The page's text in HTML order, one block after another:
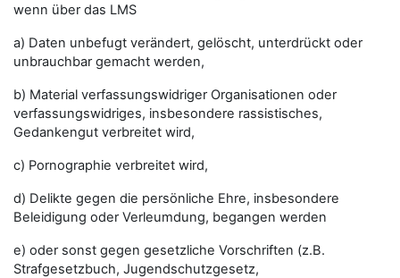
wenn über das LMS
a) Daten unbefugt verändert, gelöscht, unterdrückt oder
unbrauchbar gemacht werden,
b) Material verfassungswidriger Organisationen oder
verfassungswidriges, insbesondere rassistisches,
Gedankengut verbreitet wird,
c) Pornographie verbreitet wird,
d) Delikte gegen die persönliche Ehre, insbesondere
Beleidigung oder Verleumdung, begangen werden
e) oder sonst gegen gesetzliche Vorschriften (z.B.
Strafgesetzbuch, Jugendschutzgesetz,